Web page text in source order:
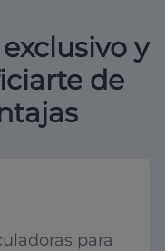
y
de
para